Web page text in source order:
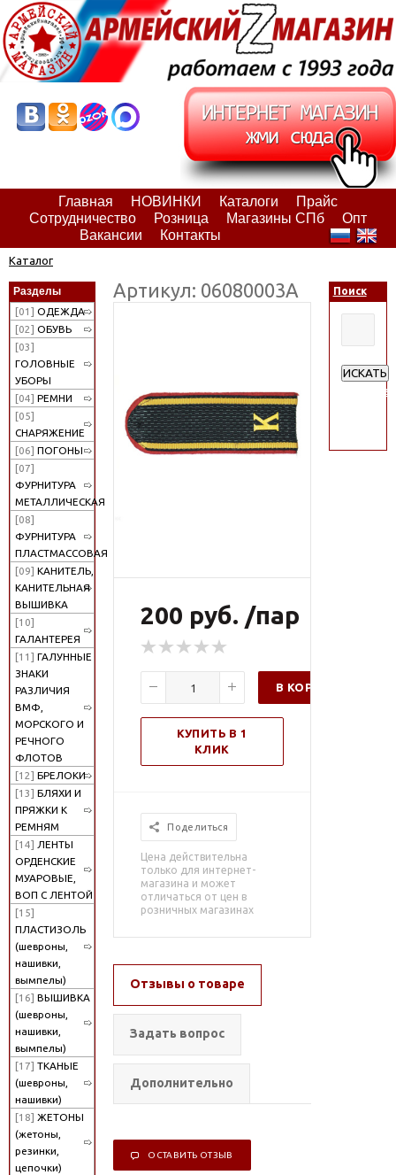
Главная НОВИНКИ Каталоги
Прайс
Сотрудничество
Розница Магазины СПб
Опт
Вакансии
Контакты
Каталог
Разделы
[01] ОДЕЖДА
[02] ОБУВЬ
[03]
ГОЛОВНЫЕ
УБОРЫ
[04] РЕМНИ
[05]
СНАРЯЖЕНИЕ
[06] ПОГОНЫ
[07]
ФУРНИТУРА
МЕТАЛЛИЧЕСКАЯ
[08]
ФУРНИТУРА
ПЛАСТМАССОВАЯ
[09] КАНИТЕЛЬ,
КАНИТЕЛЬНАЯ
ВЫШИВКА
[10]
ГАЛАНТЕРЕЯ
[11] ГАЛУННЫЕ
ЗНАКИ
РАЗЛИЧИЯ
ВМФ,
МОРСКОГО И
РЕЧНОГО
ФЛОТОВ
[12] БРЕЛОКИ
[13] БЛЯХИ И
ПРЯЖКИ К
РЕМНЯМ
[14] ЛЕНТЫ
ОРДЕНСКИЕ
МУАРОВЫЕ,
ВОП С ЛЕНТОЙ
[15]
ПЛАСТИЗОЛЬ
(шевроны,
нашивки,
вымпелы)
[16] ВЫШИВКА
(шевроны,
нашивки,
вымпелы)
[17] ТКАНЫЕ
(шевроны,
нашивки)
[18] ЖЕТОНЫ
(жетоны,
резинки,
цепочки)
Артикул: 06080003А
200 руб. /пар
В КОРЗИНУ
КУПИТЬ В 1
КЛИК
Поделиться
Цена действительна
только для интернет-
магазина и может
отличаться от цен в
розничных магазинах
Отзывы о товаре
Задать вопрос
Дополнительно
ОСТАВИТЬ ОТЗЫВ
Поиск
ИСКАТЬ